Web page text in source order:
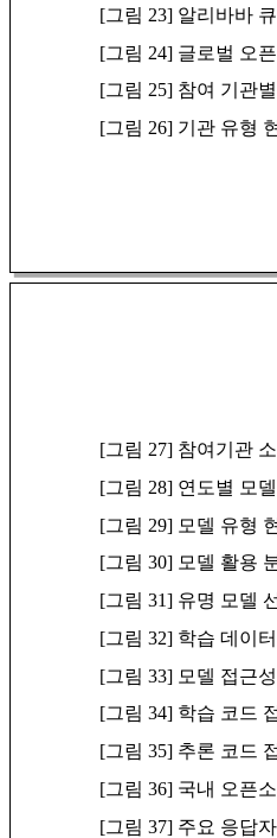
[그림 23] 알리바바
[그림 24] 글로벌 오
[그림 25] 참여 기관
[그림 26] 기관 유형
[그림 27] 참여기관
[그림 28] 연도별 모
[그림 29] 모델 유형
[그림 30] 모델 활용
[그림 31] 유명 모델
[그림 32] 학습 데이
[그림 33] 모델 접근
[그림 34] 학습 코드
[그림 35] 추론 코드
[그림 36] 국내 오픈
[그림 37] 주요 응답